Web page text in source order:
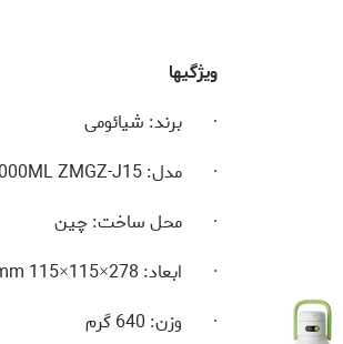
ویژگی­ها
· برند: شیائومی
· مدل:ZMGZ-J15
· محل ساخت: چین
· ابعاد: 278×115×115 mm
· وزن: 640گرم